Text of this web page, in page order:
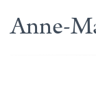
Anne-